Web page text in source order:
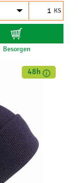
KS
Besorgen
48h